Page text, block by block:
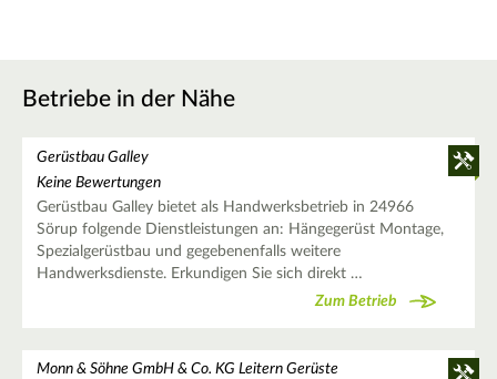
Betriebe in der Nähe
Gerüstbau Galley
Keine Bewertungen
Gerüstbau Galley bietet als Handwerksbetrieb in 24966
Sörup folgende Dienstleistungen an: Hängegerüst Montage,
Spezialgerüstbau und gegebenenfalls weitere
Handwerksdienste. Erkundigen Sie sich direkt …
Zum Betrieb
Monn & Söhne GmbH & Co. KG Leitern Gerüste